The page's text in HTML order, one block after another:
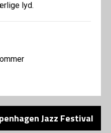
lyd.
Jazz Festival